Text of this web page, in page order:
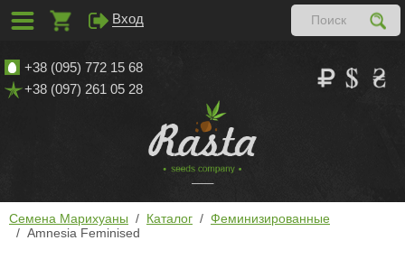
+38 (095) 772 15 68
+38 (097) 261 05 28
Семена Марихуаны Каталог
Феминизированные
Amnesia Feminised
Вход